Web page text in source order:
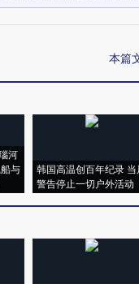
本篇
河
与
韩国高温创百年纪录 当
警告停止一切户外活动